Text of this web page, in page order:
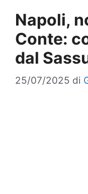
Napoli,
Conte:
dal
25/07/2025 di